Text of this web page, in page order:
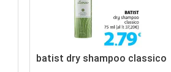
batist dry shampoo classico